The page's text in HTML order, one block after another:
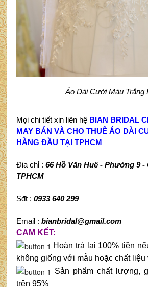
Áo Dài Cưới Màu Trắng
Mọi chi tiết xin liên hệ BIAN BRIDAL
MAY BÁN VÀ CHO THUÊ ÁO DÀI
HÀNG ĐẦU TẠI TPHCM
Đia chỉ : 66 Hồ Văn Huê - Phường 9 -
TPHCM
Sđt : 0933 640 299
Email : bianbridal@gmail.com
CAM KẾT:
Hoàn trả lại 100% tiền
không giống với mẫu hoặc chất liệu
Sản phẩm chất lượng,
trên 95%